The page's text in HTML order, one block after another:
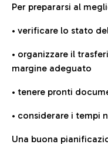
Per prepararsi al
• verificare lo stato
• organizzare il
margine adeguato
• tenere pronti
• considerare i tempi
Una buona